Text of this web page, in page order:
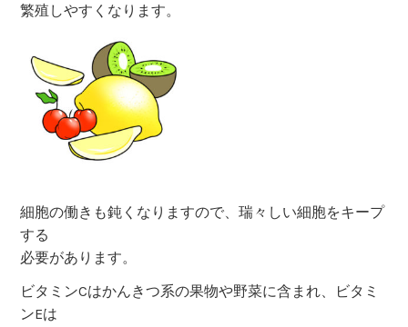
繁殖しやすくなります。
細胞の働きも鈍くなりますので、瑞々しい細胞をキープ
する
必要があります。
ビタミンCはかんきつ系の果物や野菜に含まれ、ビタミ
ンEは